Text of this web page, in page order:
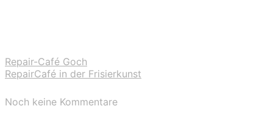
Repair-Café Goch
RepairCafé in der Frisierkunst
Noch keine Kommentare